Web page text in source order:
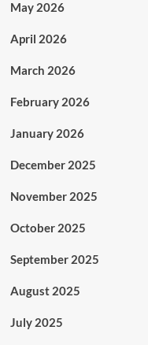
May 2026
April 2026
March 2026
February 2026
January 2026
December 2025
November 2025
October 2025
September 2025
August 2025
July 2025